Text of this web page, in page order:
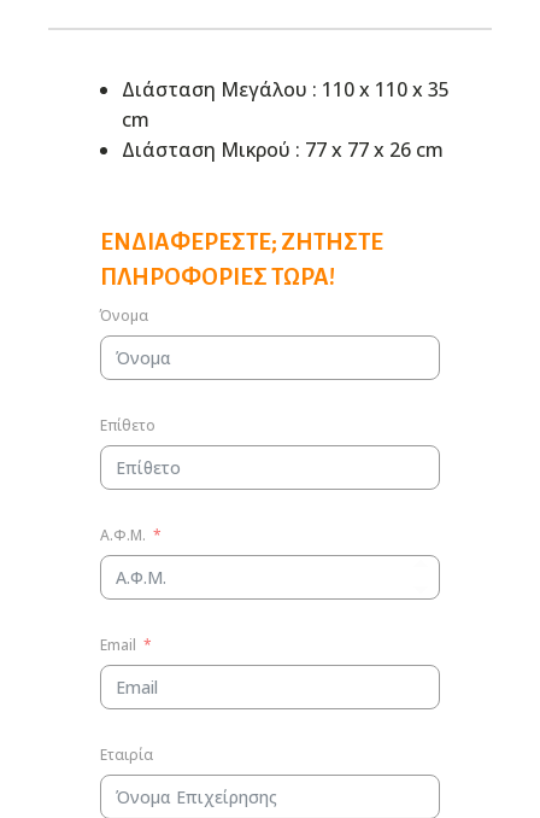
Διάσταση Μεγάλου : 110 x 110 x 35
cm
Διάσταση Μικρού : 77 x 77 x 26 cm
ΕΝΔΙΑΦΈΡΕΣΤΕ; ΖΗΤΉΣΤΕ
ΠΛΗΡΟΦΟΡΊΕΣ ΤΏΡΑ!
Όνομα
Επίθετο
Α.Φ.Μ.
Email
Εταιρία